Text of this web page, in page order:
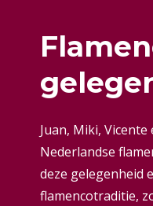
Juan, Miki,
Nederlandse
deze gelegenheid
flamencotraditie,